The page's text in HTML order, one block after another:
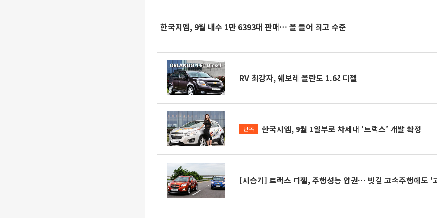
한국지엠, 9월 내수 1만 6393대 판매… 올 들어 최고 수준
RV 최강자, 쉐보레 올란도 1.6ℓ 디젤
단독 한국지엠, 9월 1일부로 차세대 ‘트랙스’ 개발 확정
[시승기] 트랙스 디젤, 주행성능 압권… 빗길 고속주행에도 ‘